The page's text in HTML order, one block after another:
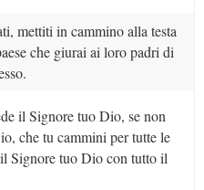
mettiti in cammino alla testa
che giurai ai loro padri di
il Signore tuo Dio, se non
che tu cammini per tutte le
Signore tuo Dio con tutto il